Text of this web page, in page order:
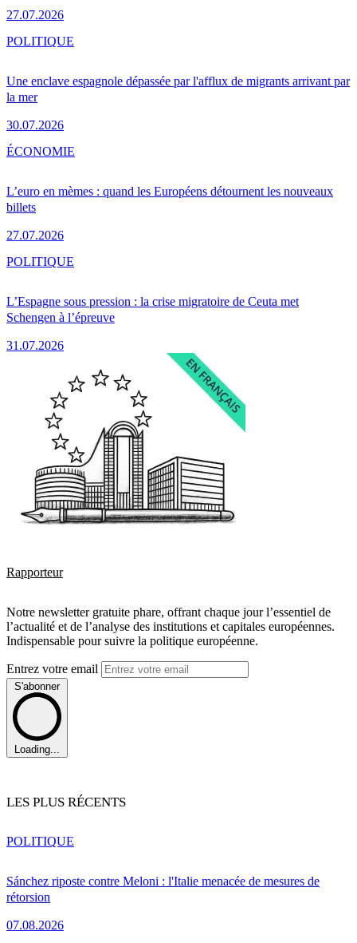
27.07.2026
Une enclave espagnole dépassée par l'afflux de migrants arrivant par
la mer
30.07.2026
POLITIQUE
L’euro en mèmes : quand les Européens détournent les nouveaux
billets
27.07.2026
ÉCONOMIE
L’Espagne sous pression : la crise migratoire de Ceuta met
Schengen à l’épreuve
31.07.2026
POLITIQUE
Rapporteur
Notre newsletter gratuite phare, offrant chaque jour l’essentiel de
l’actualité et de l’analyse des institutions et capitales européennes.
Indispensable pour suivre la politique européenne.
Entrez votre email
S'abonner
Loading...
LES PLUS RÉCENTS
Sánchez riposte contre Meloni : l'Italie menacée de mesures de
rétorsion
07.08.2026
POLITIQUE